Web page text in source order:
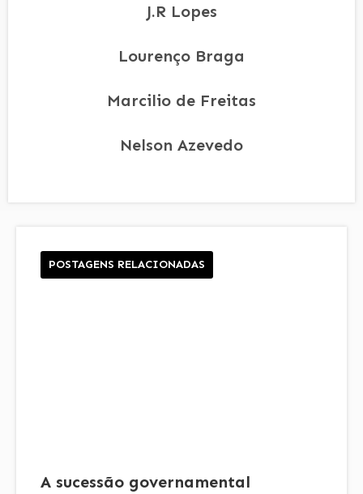
J.R Lopes
Lourenço Braga
Marcilio de Freitas
Nelson Azevedo
POSTAGENS RELACIONADAS
A sucessão governamental